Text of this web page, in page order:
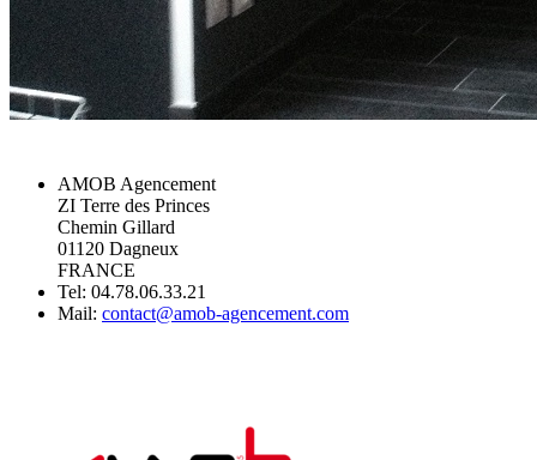
AMOB Agencement
ZI Terre des Princes
Chemin Gillard
01120 Dagneux
FRANCE
Tel: 04.78.06.33.21
Mail: contact@amob-agencement.com